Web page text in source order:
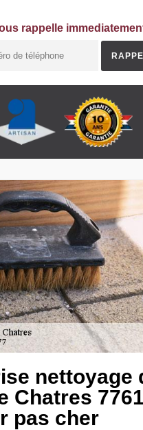
rappelle
nettoyage
Chatres
pas cher